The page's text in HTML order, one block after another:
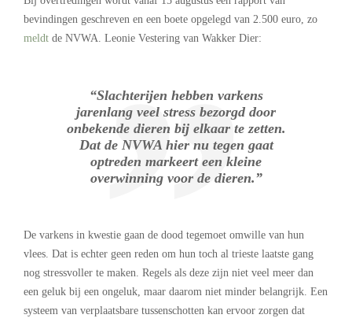
bevindingen geschreven en een boete opgelegd van 2.500 euro, zo
meldt de NVWA. Leonie Vestering van Wakker Dier:
“Slachterijen hebben varkens
jarenlang veel stress bezorgd door
onbekende dieren bij elkaar te zetten.
Dat de NVWA hier nu tegen gaat
optreden markeert een kleine
overwinning voor de dieren.”
De varkens in kwestie gaan de dood tegemoet omwille van hun
vlees. Dat is echter geen reden om hun toch al trieste laatste gang
nog stressvoller te maken. Regels als deze zijn niet veel meer dan
een geluk bij een ongeluk, maar daarom niet minder belangrijk. Een
systeem van verplaatsbare tussenschotten kan ervoor zorgen dat